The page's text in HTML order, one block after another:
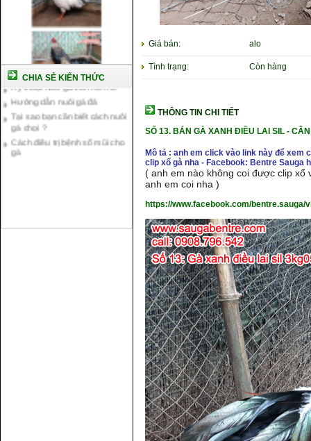
CHIA SẺ KIẾN THỨC
Cách nuôi gà chế độ đá c1
Cách nuôi gà đông tảo thuần
chủng
Kỹ thuật nuôi gà con mới nở
Hướng dẫn nuôi gà đá
Tại sao bạn cần biết cách nuôi
gà chọi ?
Cách điều trị bệnh sổ mũi cho
gà
Giá bán: alo
Tình trạng: Còn hàng
THÔNG TIN CHI TIẾT
SỐ 13.BÁN GÀ XANH ĐIỀU LAI SIL -
Mô tả : anh em click vào link này để xem
clip xổ gà nha - Facebook: Bentre Sauga
( anh em nào không coi được clip xổ
anh em coi nha )
https://www.facebook.com/bentre.sauga/